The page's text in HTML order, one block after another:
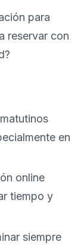
para
reservar con
en
online
tiempo y
siempre